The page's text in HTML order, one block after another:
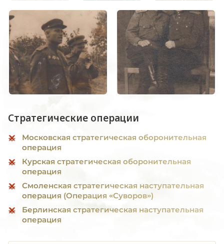
Стратегические операции
Московская стратегическая оборонительная
операция
Курская стратегическая оборонительная
операция
Смоленская стратегическая наступательная
операция (Операция «Суворов»)
Берлинская стратегическая наступательная
операция